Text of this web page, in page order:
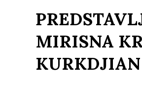
MIRISNA
KURKDJIAN